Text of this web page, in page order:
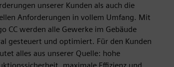
unserer Kunden als auch die
Anforderungen in vollem Umfang. Mit
CC werden alle Gewerke im Gebäude
gesteuert und optimiert. Für den Kunden
alles aus unserer Quelle: hohe